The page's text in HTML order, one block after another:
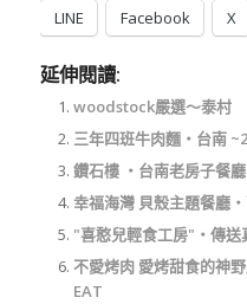
LINE Facebook X
延伸閱讀:
woodstock嚴選～泰村
三年四班牛肉麵‧台南
鑽石樓 ‧台南老房子餐廳
幸福海灣 貝殼主題餐廳
"喜憨兒輕食工房"‧傳送
不愛烤肉 愛烤甜食的神
EAT